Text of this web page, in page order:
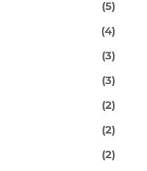
(5)
(4)
(3)
(3)
(2)
(2)
(2)